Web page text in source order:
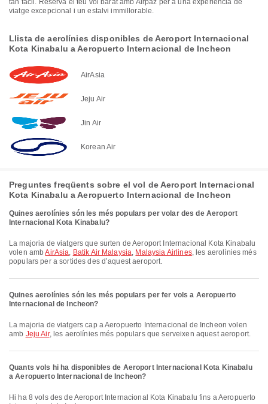
tan fàcil. Reserva el teu vol barat amb Airpaz per a una experiència de
viatge excepcional i un estalvi immillorable.
Llista de aerolínies disponibles de Aeroport Internacional
Kota Kinabalu a Aeropuerto Internacional de Incheon
AirAsia
Jeju Air
Jin Air
Korean Air
Preguntes freqüents sobre el vol de Aeroport Internacional
Kota Kinabalu a Aeropuerto Internacional de Incheon
Quines aerolínies són les més populars per volar des de Aeroport
Internacional Kota Kinabalu?
La majoria de viatgers que surten de Aeroport Internacional Kota Kinabalu
volen ambAirAsia, Batik Air Malaysia, Malaysia Airlines, les aerolínies més
populars per a sortides des d’aquest aeroport.
Quines aerolínies són les més populars per fer vols a Aeropuerto
Internacional de Incheon?
La majoria de viatgers cap a Aeropuerto Internacional de Incheon volen
amb Jeju Air, les aerolínies més populars que serveixen aquest aeroport.
Quants vols hi ha disponibles de Aeroport Internacional Kota Kinabalu
a Aeropuerto Internacional de Incheon?
Hi ha 8 vols des de Aeroport Internacional Kota Kinabalu fins a Aeropuerto